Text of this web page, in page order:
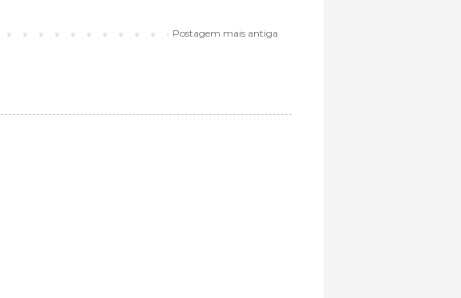
Postagem mais antiga